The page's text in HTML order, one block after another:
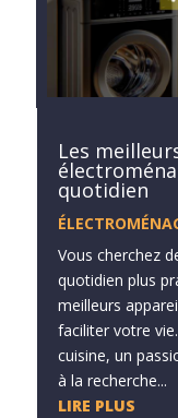
Les
quotidien
Vous cherchez
quotidien plus
meilleurs
faciliter votre
cuisine, un
à la recherche...
LIRE PLUS